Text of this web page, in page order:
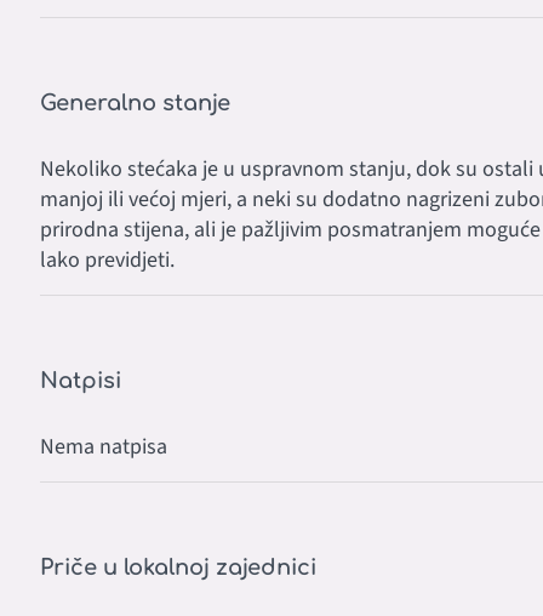
Generalno stanje
Nekoliko stećaka je u uspravnom stanju, dok su
manjoj ili većoj mjeri, a neki su dodatno nagrizeni
prirodna stijena, ali je pažljivim posmatranjem
lako previdjeti.
Natpisi
Nema natpisa
Priče u lokalnoj zajednici